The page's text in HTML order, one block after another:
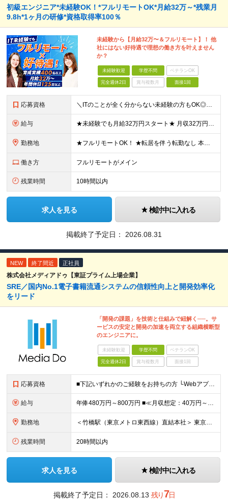
初級エンジニア*未経験OK！*フルリモートOK*月給32万～*残業月
9.8h*1ヶ月の研修*資格取得率100％
未経験から【月給32万〜＆フルリモート】！ 他
社にはない好待遇で理想の働き方を叶えません
か？
未経験歓迎 学歴不問 ベテランOK
完全週休2日 賞与複数月 面接1回
応募資格 ＼ITのことが全く分からない未経験の方もOK◎／≪ポテンシャル採用実施中≫ ★未経験OK！フリータからの正社員デビューもOK！ ★学歴不問 ≪こんな方にピッタリです！≫ ◎未経験から本気でエンジニア
給与 ★未経験でも月給32万円スタート★ 月収32万円～35万円＋各種手当（資格手当だけで毎月15万の上乗せ実績あり！） ★資格手当豊富！1資格につき最大3万円支給 ★功績手当の導入で、毎月のお給与に上乗
勤務地 ★フルリモートOK！ ★転居を伴う転勤なし 本社またはプロジェクト先にて勤務いただきます！ ※プロジェクト先は一都三県及び23区内がメイン 【本社】 東京都新宿区神楽坂1-2 研究社英語センタービ
働き方 フルリモートがメイン
残業時間 10時間以内
求人を見る 検討中に入れる
掲載終了予定日： 2026.08.31
NEW 終了間近 正社員
株式会社メディアドゥ【東証プライム上場企業】
SRE／国内No.1電子書籍流通システムの信頼性向上と開発効率化
をリード
「開発の課題」を技術と仕組みで紐解く──。サ
ービスの安定と開発の加速を両立する組織横断型
のエンジニアに。
未経験歓迎 学歴不問 ベテランOK
完全週休2日 賞与複数月 面接1回
応募資格 ■下記いずれかのご経験をお持ちの方 └Webアプリケーションの開発経験 └インフラ（クラウド/オンプレ不問）構築・運用経験 ■学歴不問 □SRE未経験の方も歓迎 「開発経験を活かしインフラも学びたい
給与 年俸480万円～800万円 ■≪月収想定：40万円～66万6,000円≫ ・担当いただく業務範囲やマネジメントの有無など、役割に応じて決定します ・年俸額を12分割し、毎月支給します ・試用期間3カ
勤務地 ＜竹橋駅（東京メトロ東西線）直結本社＞ 東京都千代田区一ツ橋一丁目1番1号パレスサイドビル5F・8F （変更の範囲）上記を除く当社関連勤務地
残業時間 20時間以内
求人を見る 検討中に入れる
掲載終了予定日： 2026.08.13 残り7日